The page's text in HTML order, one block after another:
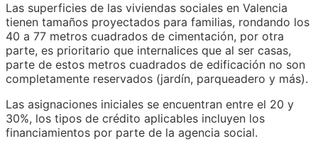
Las superficies de las viviendas sociales en Valencia
tienen tamaños proyectados para familias, rondando los
40 a 77 metros cuadrados de cimentación, por otra
parte, es prioritario que internalices que al ser casas,
parte de estos metros cuadrados de edificación no son
completamente reservados (jardín, parqueadero y más).
Las asignaciones iniciales se encuentran entre el 20 y
30%, los tipos de crédito aplicables incluyen los
financiamientos por parte de la agencia social.